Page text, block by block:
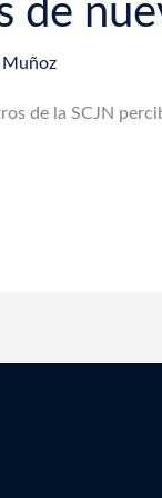
de
Muñoz
de la SCJN